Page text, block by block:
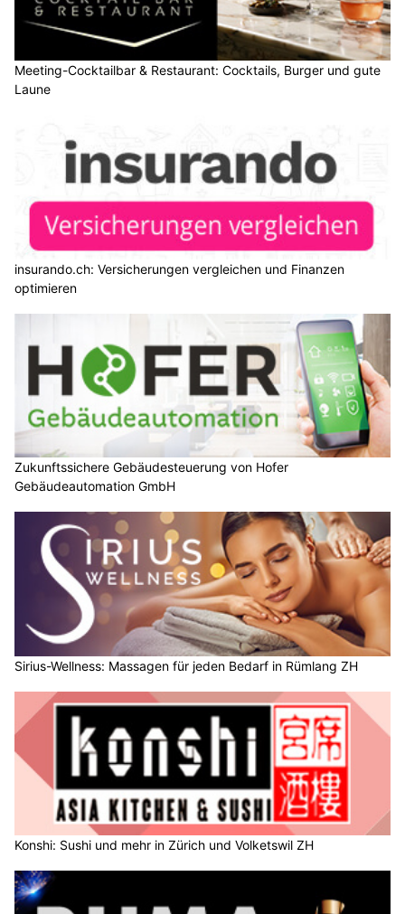
Meeting-Cocktailbar & Restaurant: Cocktails, Burger und gute
Laune
insurando.ch: Versicherungen vergleichen und Finanzen
optimieren
Zukunftssichere Gebäudesteuerung von Hofer
Gebäudeautomation GmbH
Sirius-Wellness: Massagen für jeden Bedarf in Rümlang ZH
Konshi: Sushi und mehr in Zürich und Volketswil ZH